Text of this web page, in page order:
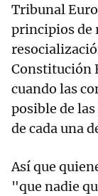
Tribunal
principios de
Constitución
cuando las
posible de
de cada una
Así que
"que nadie